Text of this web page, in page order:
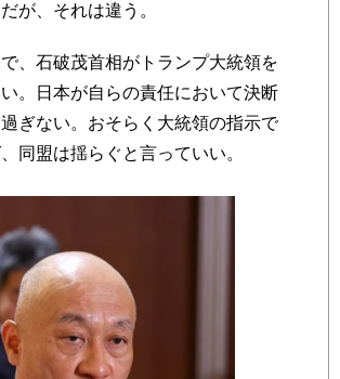
が、それは違う。
、石破茂首相がトランプ大統領を
。日本が自らの責任において決断
ぎない。おそらく大統領の指示で
同盟は揺らぐと言っていい。